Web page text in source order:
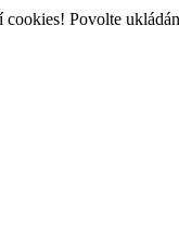
Povolte